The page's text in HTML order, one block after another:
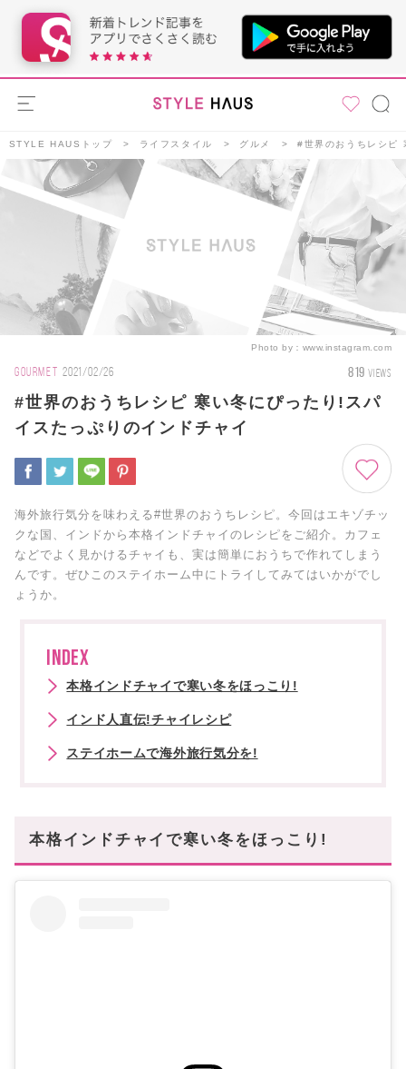
STYLE HAUSトップ ライフスタイル グルメ #世界のおうちレシピ
Photo by： www.instagram.com
GOURMET 2021/02/26 819 VIEWS
#世界のおうちレシピ 寒い冬にぴったり!スパ
イスたっぷりのインドチャイ
海外旅行気分を味わえる#世界のおうちレシピ。今回はエキゾチッ
クな国、インドから本格インドチャイのレシピをご紹介。カフェ
などでよく見かけるチャイも、実は簡単におうちで作れてしまう
んです。ぜひこのステイホーム中にトライしてみてはいかがでし
ょうか。
INDEX
本格インドチャイで寒い冬をほっこり!
インド人直伝!チャイレシピ
ステイホームで海外旅行気分を!
本格インドチャイで寒い冬をほっこり!